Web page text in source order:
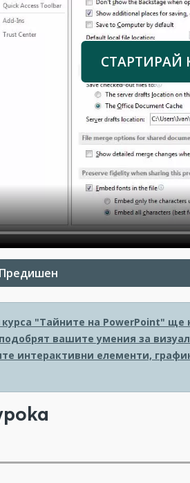
СТАРТИРАЙ
Предишен
курса "Тайните на PowerPoint"
вашите умения за
интерактивни елементи,